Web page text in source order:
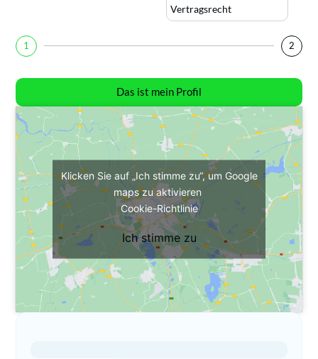
Vertragsrecht
1 2
Das ist mein Profil
Klicken Sie auf „Ich stimme zu“, um Google
maps zu aktivieren
Cookie-Richtlinie
Ich stimme zu